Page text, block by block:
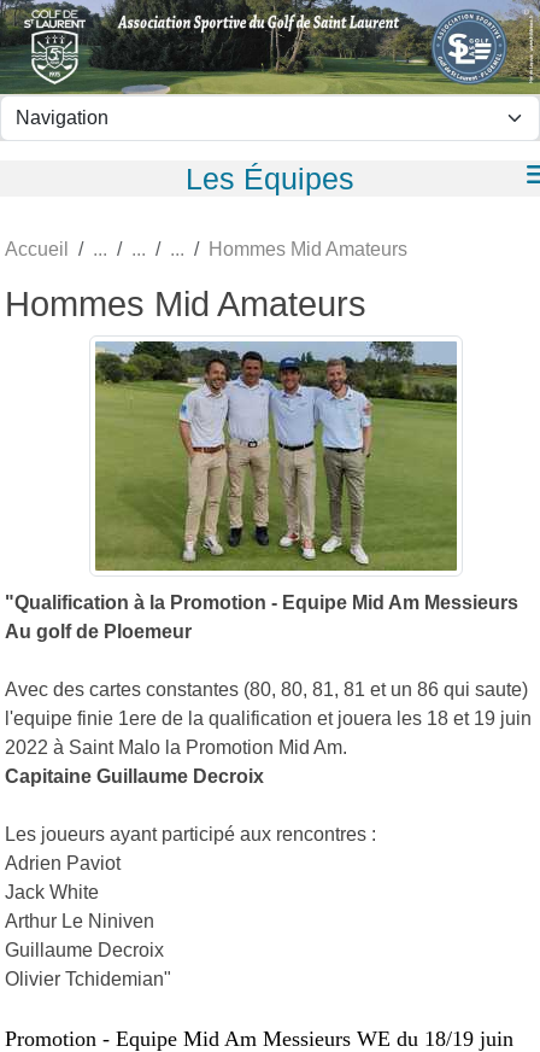
Les Équipes
Accueil Hommes Mid Amateurs
Hommes Mid Amateurs
"Qualification à la Promotion - Equipe Mid Am Messieurs
Au golf de Ploemeur
Avec des cartes constantes (80, 80, 81, 81 et un 86 qui saute)
l'equipe finie 1ere de la qualification et jouera les 18 et 19 juin
2022 à Saint Malo la Promotion Mid Am.
Capitaine Guillaume Decroix
Les joueurs ayant participé aux rencontres :
Adrien Paviot
Jack White
Arthur Le Niniven
Guillaume Decroix
Olivier Tchidemian"
Promotion - Equipe Mid Am Messieurs WE du 18/19 juin
Panneau de gestion des cookies